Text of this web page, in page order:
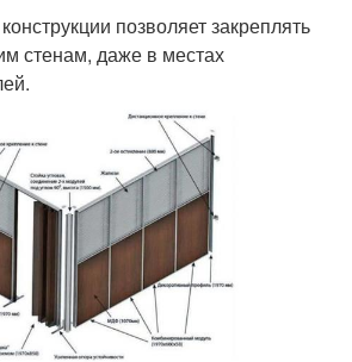
позволяет закреплять
стенам, даже в местах